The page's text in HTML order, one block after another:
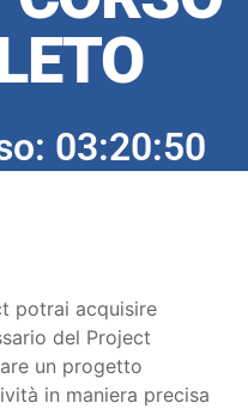
03:20:50
potrai acquisire
del Project
un progetto
in maniera precisa